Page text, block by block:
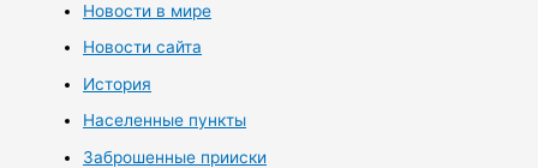
Новости в мире
Новости сайта
История
Населенные пункты
Заброшенные прииски